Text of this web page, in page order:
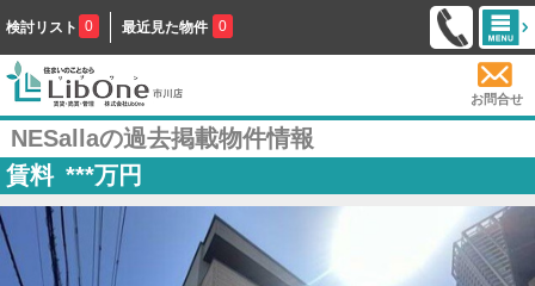
検討リスト 0 最近見た物件 0
お問合せ
NESallaの過去掲載物件情報
賃料 ***万円